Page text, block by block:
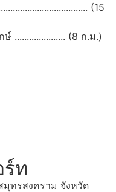
(15
..................... (8 ก.ม.)
ท
มุทรสงคราม จังหวัด